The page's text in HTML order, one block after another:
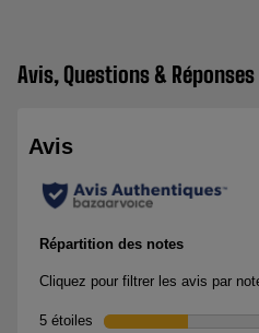
Avis, Questions & Réponses